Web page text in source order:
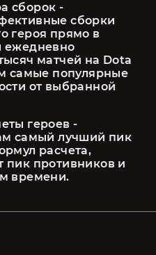
сборок -
сборки
героя прямо в
ежедневно
матчей на Dota
самые популярные
от выбранной
героев -
самый лучший пик
расчета,
пик противников и
времени.